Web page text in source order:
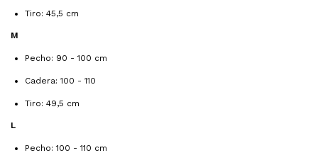
Tiro: 45,5 cm
M
Pecho: 90 - 100 cm
Cadera: 100 - 110
Tiro: 49,5 cm
L
Pecho: 100 - 110 cm